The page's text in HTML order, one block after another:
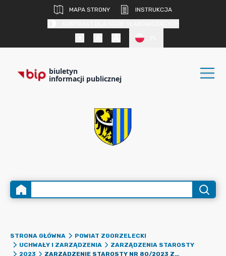
MAPA STRONY
INSTRUKCJA
biuletyn
informacji publicznej
STRONA GŁÓWNA
POWIAT ZGORZELECKI
UCHWAŁY I ZARZĄDZENIA
ZARZĄDZENIA STAROSTY
2023
ZARZĄDZENIE STAROSTY NR 80/2023 Z DNIA 30 PAŹDZIERNIKA 2023 R. W SPRAWIE ZMIANY ZARZĄDZENIA NR 63/2023 STAROSTY ZGORZELECKIEGO Z DNIA 29 WRZEŚNIA 2023 R. W SPRAWIE WPROWADZENIA INSTRUKCJI GOSPODAROWANIA SKŁADNIKAMI MAJĄTKU POWIATU ZGORZELECKIEGO BĘDĄCYMI W DYSPOZYCJI STAROSTWA POWIATOWEGO W ZGORZELCU ORAZ ZASAD ODPOWIEDZIALNOŚCI ZA POWIERZONE MIENIE.